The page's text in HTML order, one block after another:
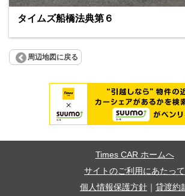
タイムズ船橋法典第６
周辺地図に戻る
Times CAR ホームへ
サイトのご利用にあたって
個人情報保護方針
貸渡約